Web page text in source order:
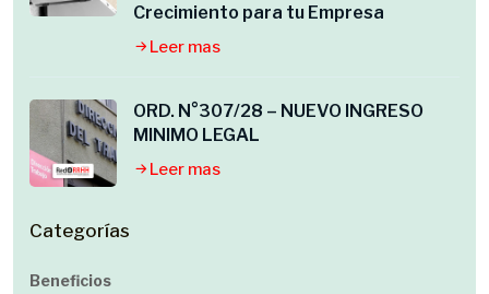
Crecimiento para tu Empresa
Leer mas
ORD. N°307/28 – NUEVO INGRESO
MINIMO LEGAL
Leer mas
Categorías
Beneficios